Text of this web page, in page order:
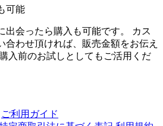
可能
出会ったら購入も可能です。 カス
合わせ頂ければ、販売金額をお伝え
入前のお試しとしてもご活用くだ
ご利用ガイド